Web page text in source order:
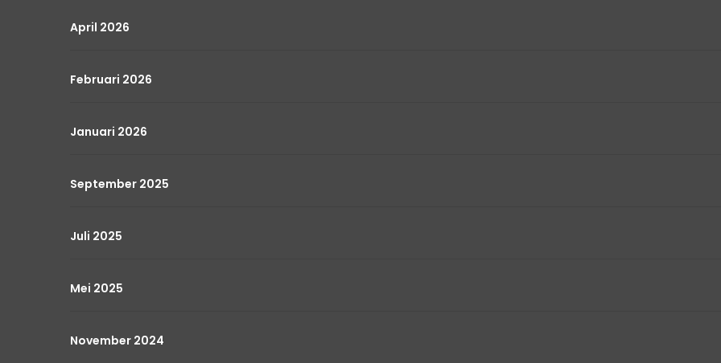
April 2026
Februari 2026
Januari 2026
September 2025
Juli 2025
Mei 2025
November 2024